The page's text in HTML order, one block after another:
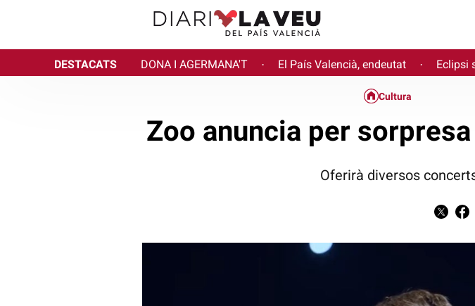
DESTACATS DONA I AGERMANA'T · El País Valencià, endeutat · Eclipsi
Cultura
Zoo anuncia per
Oferirà diversos